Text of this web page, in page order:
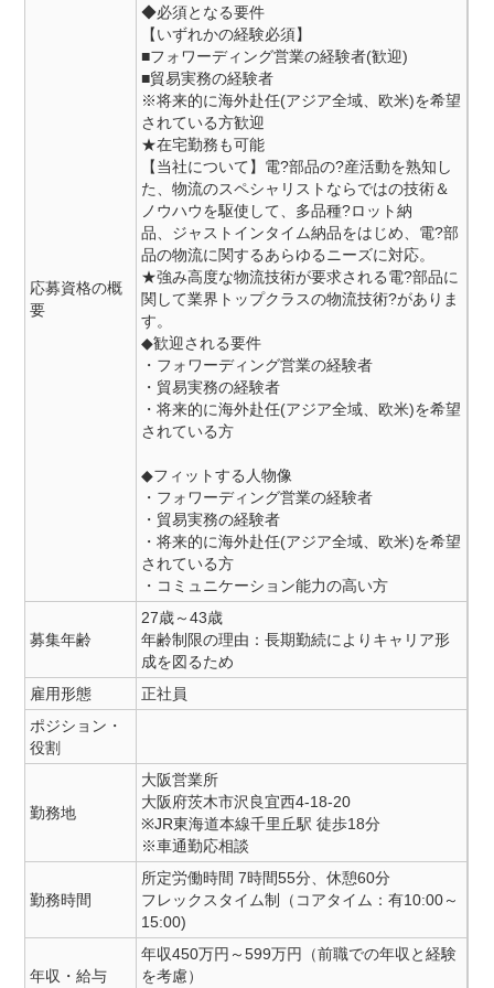
応募資格の概
要
◆必須となる要件
【いずれかの経験必須】
■フォワーディング営業の経験者(歓迎)
■貿易実務の経験者
※将来的に海外赴任(アジア全域、欧米)を希望
されている方歓迎
★在宅勤務も可能
【当社について】電?部品の?産活動を熟知し
た、物流のスペシャリストならではの技術＆
ノウハウを駆使して、多品種?ロット納
品、ジャストインタイム納品をはじめ、電?部
品の物流に関するあらゆるニーズに対応。
★強み高度な物流技術が要求される電?部品に
関して業界トップクラスの物流技術?がありま
す。
◆歓迎される要件
・フォワーディング営業の経験者
・貿易実務の経験者
・将来的に海外赴任(アジア全域、欧米)を希望
されている方
◆フィットする人物像
・フォワーディング営業の経験者
・貿易実務の経験者
・将来的に海外赴任(アジア全域、欧米)を希望
されている方
・コミュニケーション能力の高い方
募集年齢
27歳～43歳
年齢制限の理由：長期勤続によりキャリア形
成を図るため
雇用形態
正社員
ポジション・
役割
勤務地
大阪営業所
大阪府茨木市沢良宜西4-18-20
※JR東海道本線千里丘駅 徒歩18分
※車通勤応相談
勤務時間
所定労働時間 7時間55分、休憩60分
フレックスタイム制（コアタイム：有10:00～
15:00)
年収・給与
年収450万円～599万円（前職での年収と経験
を考慮）